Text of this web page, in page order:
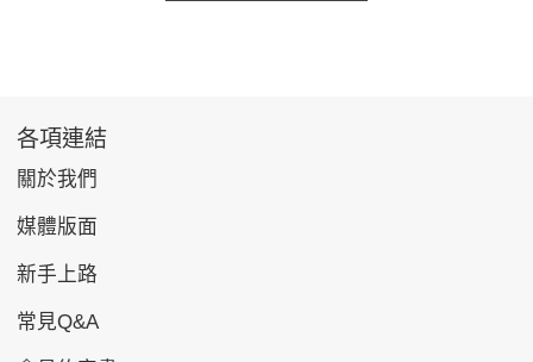
各項連結
關於我們
媒體版面
新手上路
常見Q&A